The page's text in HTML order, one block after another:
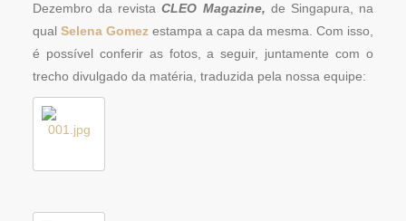
Dezembro da revistaCLEO Magazine, de Singapura, na
qual Selena Gomez estampa a capa da mesma. Com isso,
é possível conferir as fotos, a seguir, juntamente com o
trecho divulgado da matéria, traduzida pela nossa equipe: